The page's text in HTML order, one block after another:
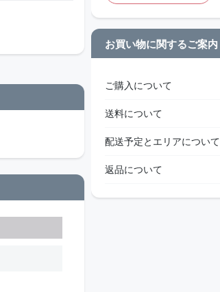
お買い物に関するご案内
ご購入について
送料について
配送予定とエリアについて
返品について